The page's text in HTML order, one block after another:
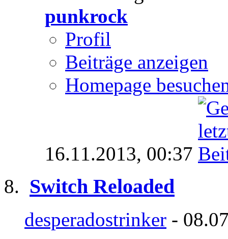
punkrock
Profil
Beiträge anzeigen
Homepage
16.11.2013, 00:37
Switch Reloaded
desperadostrinker -